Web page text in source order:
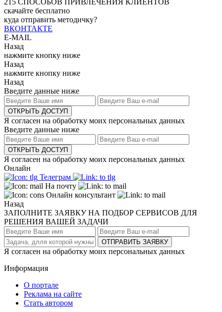
215 СПОСОБОВ ПРИВЛЕЧЕНИЯ КЛИЕНТОВ
скачайте бесплатно
куда отправить методичку?
ВКОНТАКТЕ
E-MAIL
Назад
нажмите кнопку ниже
Назад
нажмите кнопку ниже
Назад
Введите данные ниже
ОТКРЫТЬ ДОСТУП
Я согласен на обработку моих персональных данных
Введите данные ниже
ОТКРЫТЬ ДОСТУП
Я согласен на обработку моих персональных данных
Онлайн
Телеграм
На почту
Онлайн консультант
Назад
ЗАПОЛНИТЕ ЗАЯВКУ НА ПОДБОР СЕРВИСОВ ДЛЯ
РЕШЕНИЯ ВАШЕЙ ЗАДАЧИ
ОТПРАВИТЬ ЗАЯВКУ
Я согласен на обработку моих персональных данных
Информация
О портале
Реклама на сайте
Стать автором